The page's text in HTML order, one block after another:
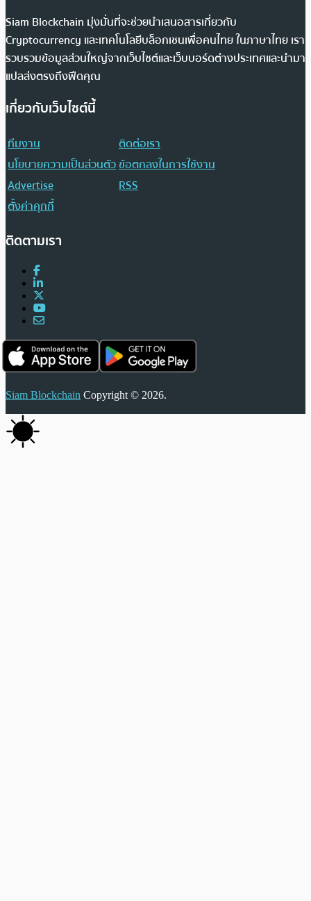
Siam Blockchain มุ่งมั่นที่จะช่วยนำเสนอสารเกี่ยวกับ
Cryptocurrency และเทคโนโลยีบล็อกเชนเพื่อคนไทย ในภาษาไทย เรา
รวบรวมข้อมูลส่วนใหญ่จากเว็บไซต์และเว็บบอร์ดต่างประเทศและนำมา
แปลส่งตรงถึงฟีดคุณ
เกี่ยวกับเว็บไซต์นี้
ทีมงาน
ติดต่อเรา
นโยบายความเป็นส่วนตัวข้อตกลงในการใช้งาน
Advertise
RSS
ตั้งค่าคุกกี้
ติดตามเรา
Siam Blockchain Copyright © 2026.